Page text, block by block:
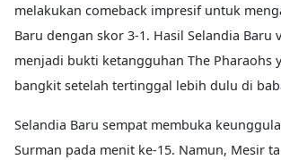
melakukan comeback impresif untuk
Baru dengan skor 3-1. Hasil Selandia Baru
menjadi bukti ketangguhan The Pharaohs
bangkit setelah tertinggal lebih dulu di
Selandia Baru sempat membuka
Surman pada menit ke-15. Namun, Mesir